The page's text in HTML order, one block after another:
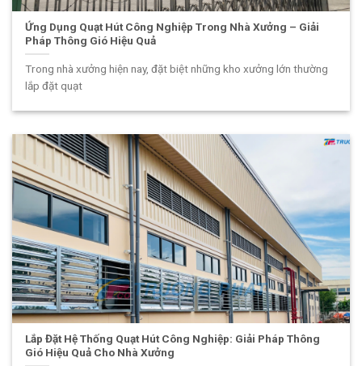
Ứng Dụng Quạt Hút Công Nghiệp Trong Nhà Xưởng – Giải
Pháp Thông Gió Hiệu Quả
Trong nhà xưởng hiện nay, đặt biệt những kho xưởng lớn thường
lắp đặt quạt
Lắp Đặt Hệ Thống Quạt Hút Công Nghiệp: Giải Pháp Thông
Gió Hiệu Quả Cho Nhà Xưởng